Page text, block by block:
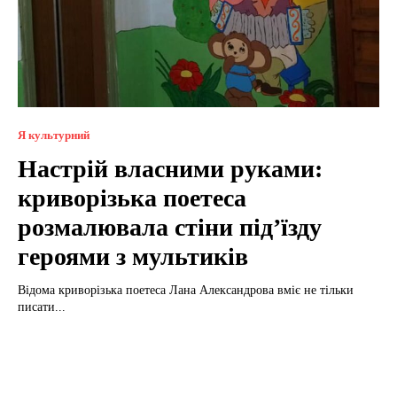
Я культурний
Настрій власними руками:
криворізька поетеса
розмалювала стіни під’їзду
героями з мультиків
Відома криворізька поетеса Лана Александрова вміє не тільки
писати...